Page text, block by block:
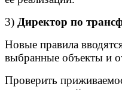
3) Директор по
Новые правила
выбранные объекты и
Проверить